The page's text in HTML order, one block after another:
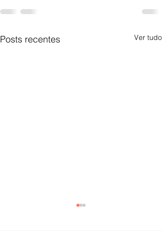
Posts recentes Ver tudo